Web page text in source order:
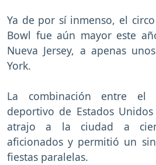
Ya de por sí inmenso, el
Bowl fue aún mayor este
Nueva Jersey, a apenas
York.
La combinación entre el
deportivo de Estados
atrajo a la ciudad a
aficionados y permitió un
fiestas paralelas.